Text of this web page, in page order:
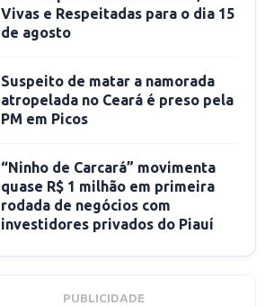
Vivas e Respeitadas para o dia 15
de agosto
Suspeito de matar a namorada
atropelada no Ceará é preso pela
PM em Picos
“Ninho de Carcará” movimenta
quase R$ 1 milhão em primeira
rodada de negócios com
investidores privados do Piauí
PUBLICIDADE